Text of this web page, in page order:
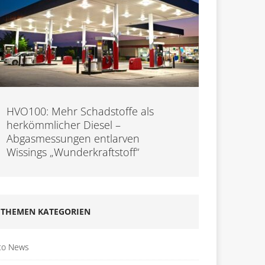
HVO100: Mehr Schadstoffe als
herkömmlicher Diesel –
Abgasmessungen entlarven
Wissings „Wunderkraftstoff“
THEMEN KATEGORIEN
News